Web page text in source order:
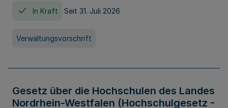
In Kraft Seit 31. Juli 2026
Verwaltungsvorschrift
Gesetz über die Hochschulen des Landes
Nordrhein-Westfalen (Hochschulgesetz -